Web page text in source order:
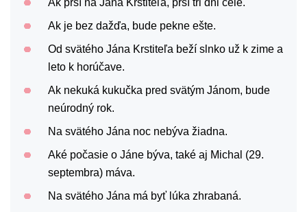
Ak je bez dažďa, bude pekne ešte.
Od svätého Jána Krstiteľa beží slnko už k zime a
leto k horúčave.
Ak nekuká kukučka pred svätým Jánom, bude
neúrodný rok.
Na svätého Jána noc nebýva žiadna.
Aké počasie o Jáne býva, také aj Michal (29.
septembra) máva.
Na svätého Jána má byť lúka zhrabaná.